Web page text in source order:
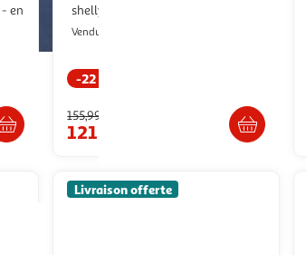
Vendu par
-22 %
155,99€
121,99€
Livraison offerte